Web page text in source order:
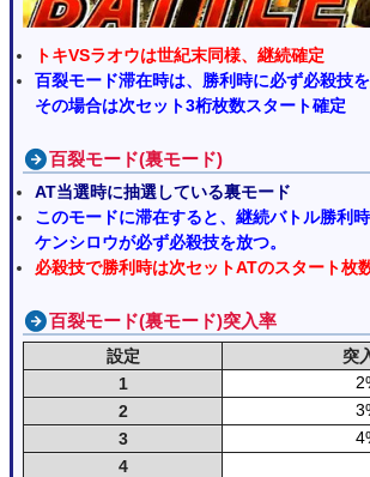
トキVSラオウは世紀末同様、継続確定
百裂モード滞在時は、勝利時に必ず必殺技を
その場合は次セット3桁枚数スタート確定
百裂モード(裏モード)
AT当選時に抽選している裏モード
このモードに滞在すると、継続バトル勝利
ケンシロウが必ず必殺技を放つ。
必殺技で勝利時は次セットATのスタート枚
百裂モード(裏モード)突入率
設定
突
1
2
3
4